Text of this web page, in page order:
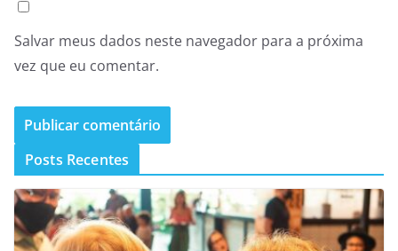
Salvar meus dados neste navegador para a próxima
vez que eu comentar.
Posts Recentes